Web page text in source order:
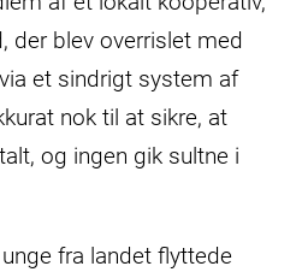
der blev overrislet med
et sindrigt system af
nok til at sikre, at
og ingen gik sultne i
fra landet flyttede